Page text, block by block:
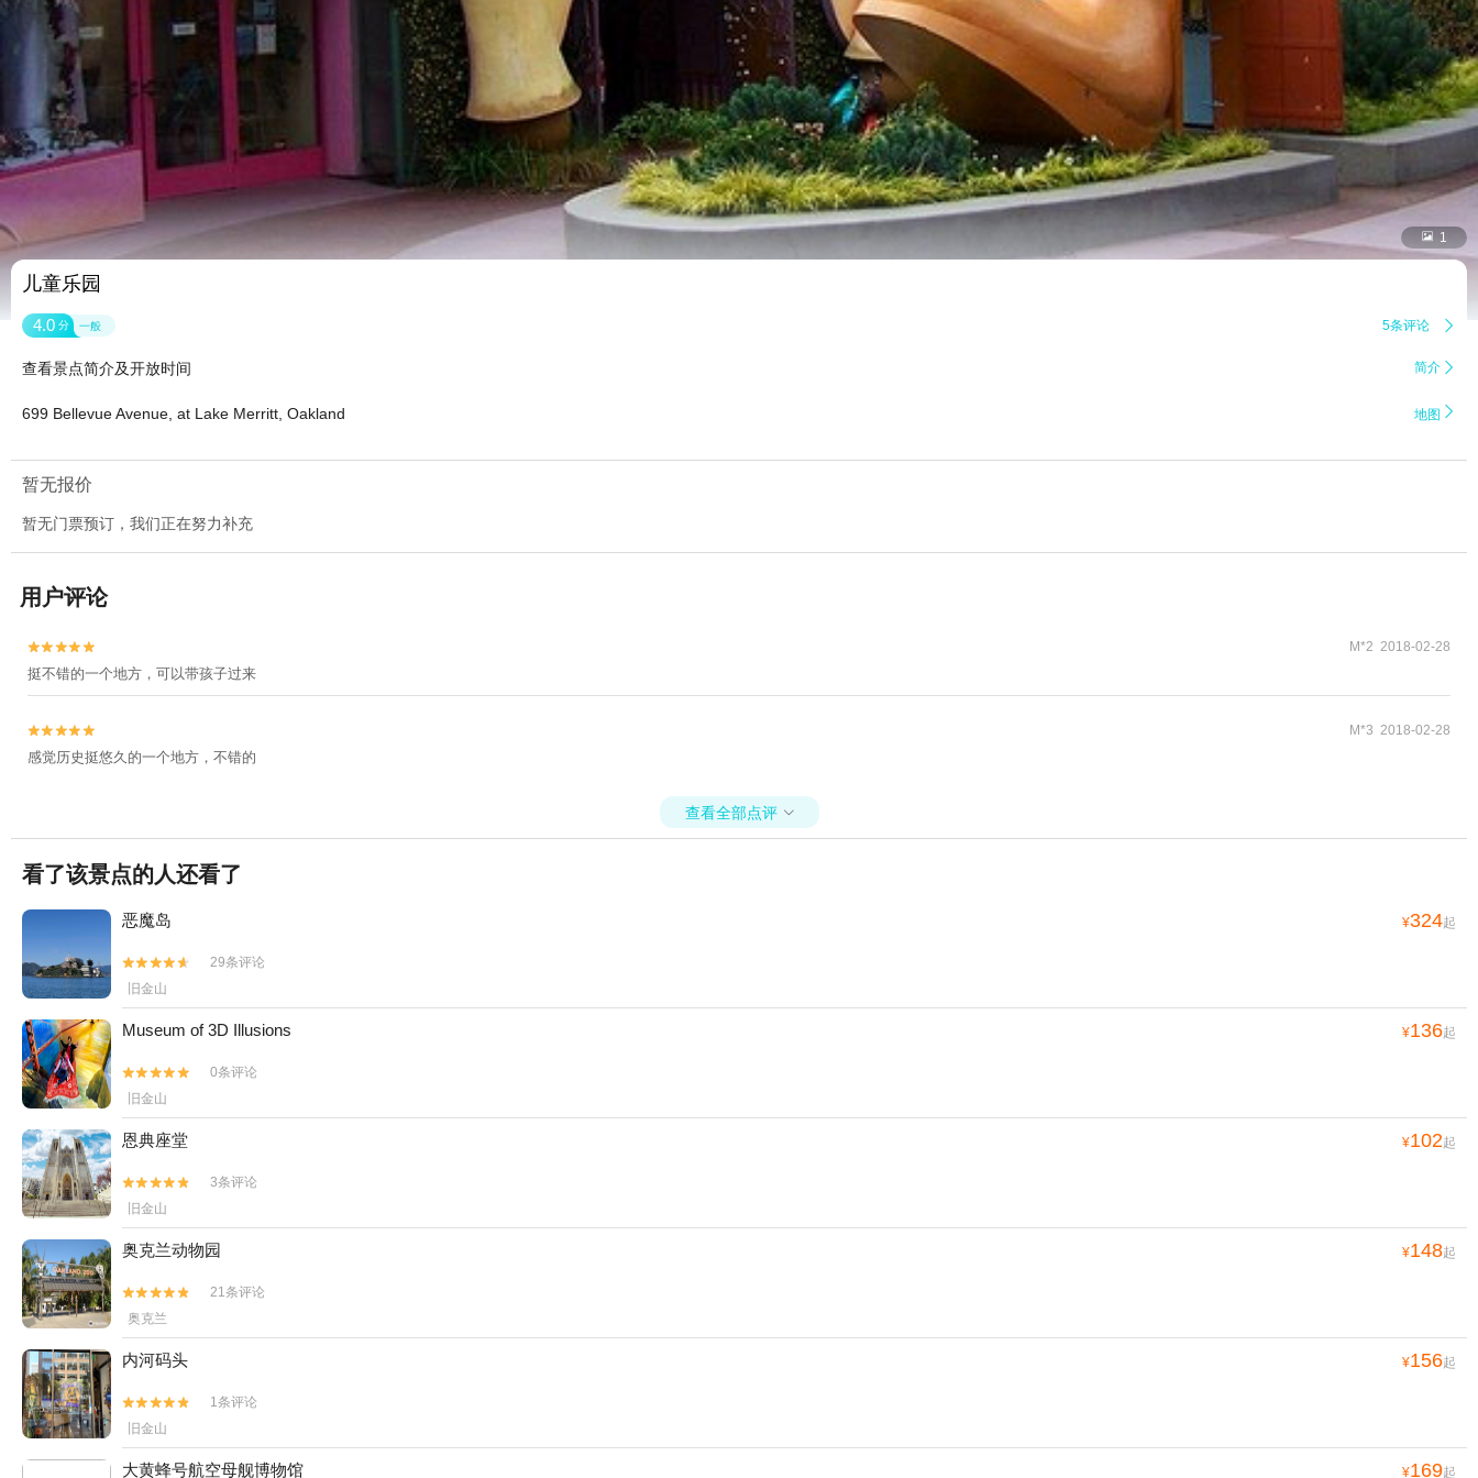
 1
儿童乐园
4.0 分 一般 5条评论 
查看景点简介及开放时间 简介 
699 Bellevue Avenue, at Lake Merritt, Oakland 地图 
暂无报价
暂无门票预订，我们正在努力补充
用户评论

 M*2 2018-02-28
挺不错的一个地方，可以带孩子过来

 M*3 2018-02-28
感觉历史挺悠久的一个地方，不错的
查看全部点评 
看了该景点的人还看了
恶魔岛 ¥324起


29条评论
旧金山
Museum of 3D Illusions ¥136起


0条评论
旧金山
恩典座堂 ¥102起


3条评论
旧金山
奥克兰动物园 ¥148起


21条评论
奥克兰
内河码头 ¥156起


1条评论
旧金山
大黄蜂号航空母舰博物馆 ¥169起